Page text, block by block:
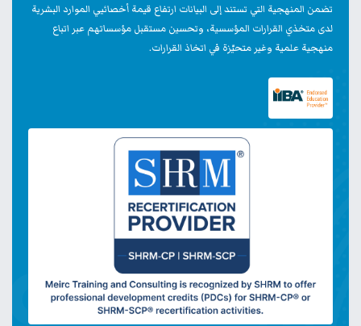
تضمن المنهجية التي تستند إلى البيانات ارتفاع قيمة أخصائيي الموارد البشرية
لدى متخذي القرارات المؤسسية، وتحسين مستقبل مؤسساتهم عبر اتباع
منهجية علمية وغير متحيّزة في اتخاذ القرارات.